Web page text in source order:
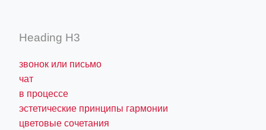
Heading H3
звонок или письмо
чат
в процессе
эстетические принципы гармонии
цветовые сочетания